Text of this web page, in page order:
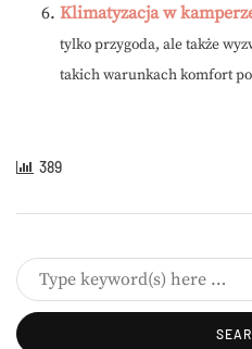
Klimatyzacja w
tylko przygoda, ale także
takich warunkach komfort
389